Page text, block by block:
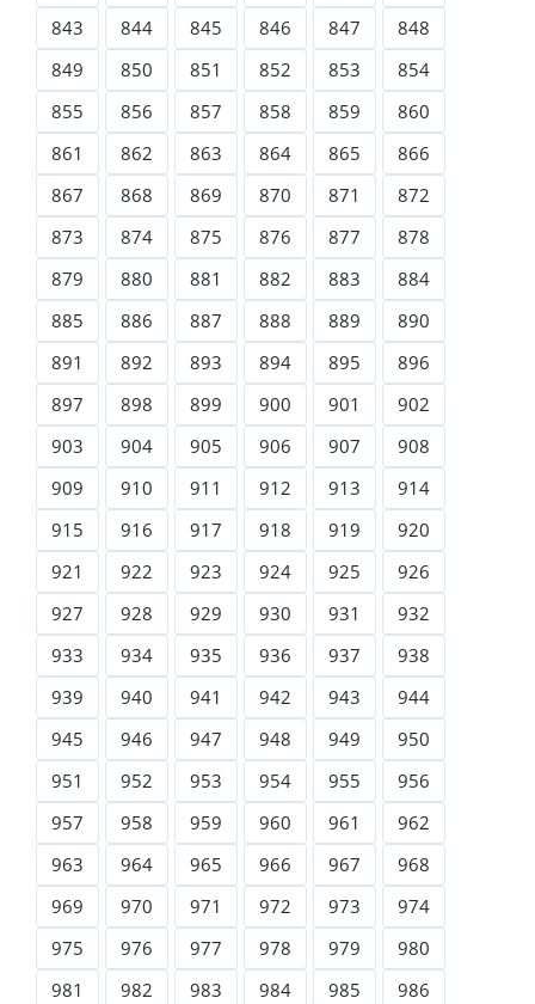
843
844 845 846 847
848
849
850 851 852 853
854
855
856 857 858 859
860
861
862 863 864 865
866
867
868 869 870 871
872
873
874 875 876 877
878
879
880 881 882 883
884
885
886 887 888 889
890
891
892 893 894 895
896
897
898 899 900 901
902
903
904 905 906 907
908
909
910 911 912 913
914
915
916 917 918 919
920
921
922 923 924 925
926
927
928 929 930 931
932
933
934 935 936 937
938
939
940 941 942 943
944
945
946 947 948 949
950
951
952 953 954 955
956
957
958 959 960 961
962
963
964 965 966 967
968
969
970 971 972 973
974
975
976 977 978 979
980
981
982 983 984 985
986